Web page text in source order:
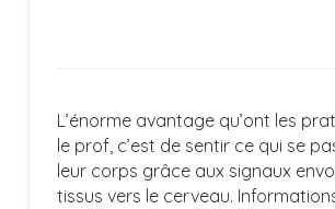
L’énorme avantage qu’ont les
le prof, c’est de sentir ce qui se
leur corps grâce aux signaux
tissus vers le cerveau.